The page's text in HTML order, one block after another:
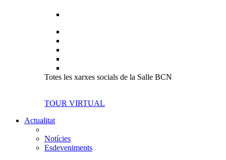
Totes les xarxes socials de la Salle BCN
TOUR VIRTUAL
Actualitat
Notícies
Esdeveniments